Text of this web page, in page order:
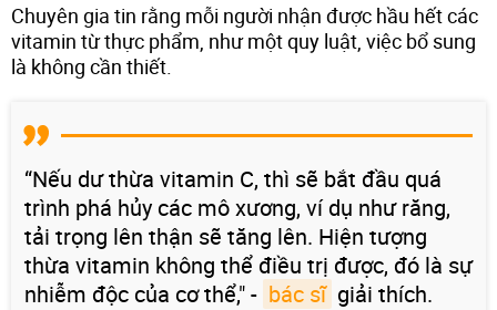
Chuyên gia tin rằng mỗi người nhận được hầu hết các
vitamin từ thực phẩm, như một quy luật, việc bổ sung
là không cần thiết.
“Nếu dư thừa vitamin C, thì sẽ bắt đầu quá
trình phá hủy các mô xương, ví dụ như răng,
tải trọng lên thận sẽ tăng lên. Hiện tượng
thừa vitamin không thể điều trị được, đó là sự
nhiễm độc của cơ thể," - bác sĩ giải thích.